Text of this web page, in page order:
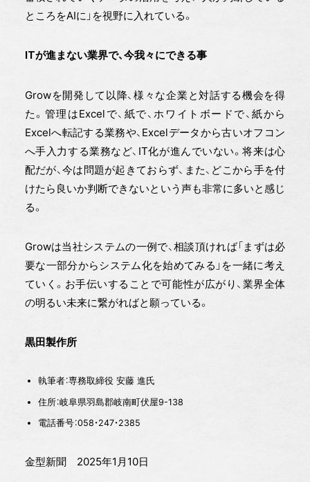
ところをAIに」を視野に入れている。
ITが進まない業界で、今我々にできる事
Growを開発して以降、様々な企業と対話する機会を得
た。管理はExcelで、紙で、ホワイトボードで、紙から
Excelへ転記する業務や、Excelデータから古いオフコン
へ手入力する業務など、IT化が進んでいない。将来は心
配だが、今は問題が起きておらず、また、どこから手を付
けたら良いか判断できないという声も非常に多いと感じ
る。
Growは当社システムの一例で、相談頂ければ「まずは必
要な一部分からシステム化を始めてみる」を一緒に考え
ていく。お手伝いすることで可能性が広がり、業界全体
の明るい未来に繋がればと願っている。
黒田製作所
執筆者：専務取締役 安藤 進氏
住所：岐阜県羽島郡岐南町伏屋9-138
電話番号：058・247・2385
金型新聞 2025年1月10日